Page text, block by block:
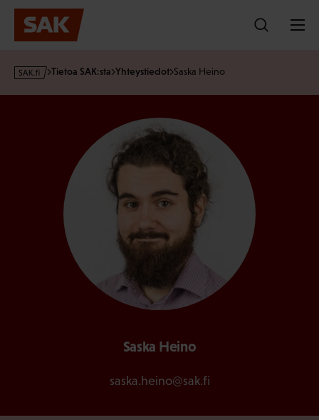
Hyppää
sisältöön
s
Tietoa SAK:sta Yhteystiedot Saska Heino
Saska Heino
saska.heino@sak.fi